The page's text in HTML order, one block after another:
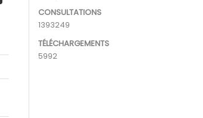
CONSULTATIONS
1393249
TÉLÉCHARGEMENTS
5992